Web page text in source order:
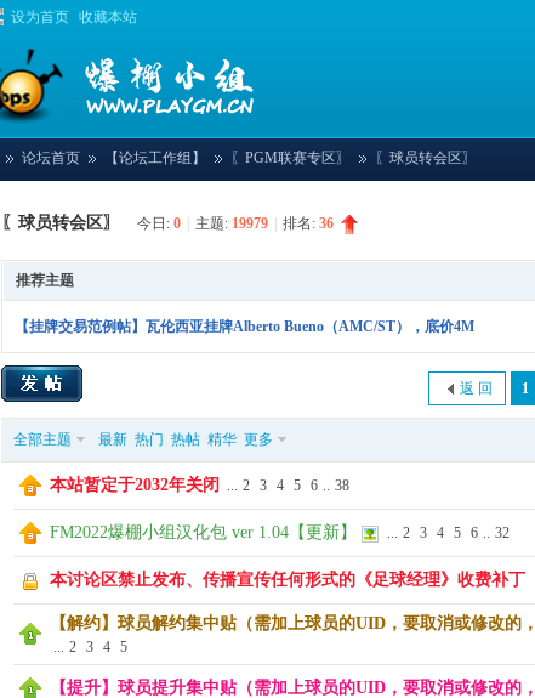
设为首页 收藏本站
»
论坛首页
›
【论坛工作组】
›
〖PGM联赛专区〗
›
〖球员转会区〗
〖球员转会区〗 今日: 0 主题: 19979 排名: 36
推荐主题
【挂牌交易范例帖】瓦伦西亚挂牌Alberto Bueno（AMC/ST），底价4M
1
返 回
全部主题 最新 热门 热帖 精华 更多
本站暂定于2032年关闭 ... 2 3 4 5 6 .. 38
FM2022爆棚小组汉化包 ver 1.04【更新】 ... 2 3 4 5 6 .. 32
本讨论区禁止发布、传播宣传任何形式的《足球经理》收费补丁
【解约】球员解约集中贴（需加上球员的UID，要取消或修改的
... 2 3 4 5
【提升】球员提升集中贴（需加上球员的UID，要取消或修改的